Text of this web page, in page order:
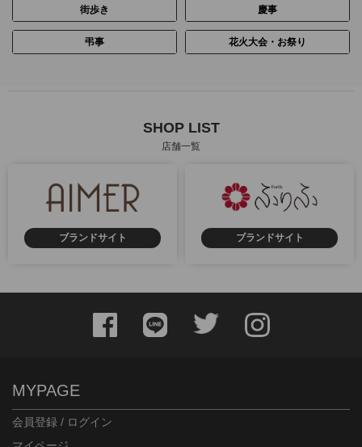
街歩き 慶事
弔事 花火大会・お祭り
SHOP LIST
店舗一覧
ブランドサイト ブランドサイト
MYPAGE
会員登録 / ログイン